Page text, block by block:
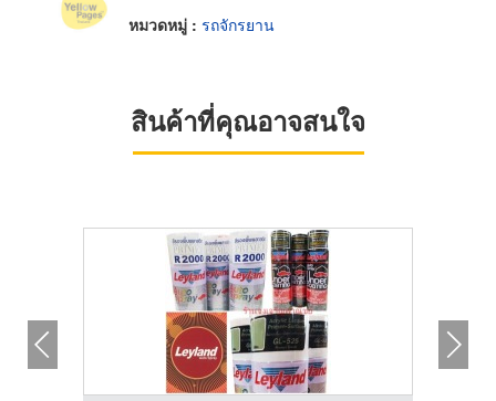
หมวดหมู่ : รถจักรยาน
สินค้าที่คุณอาจสนใจ